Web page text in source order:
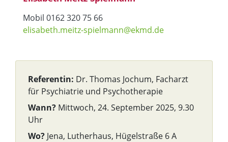
Mobil 0162 320 75 66
elisabeth.meitz-spielmann@ekmd.de
Referentin: Dr. Thomas Jochum, Facharzt
für Psychiatrie und Psychotherapie
Wann? Mittwoch, 24. September 2025, 9.30
Uhr
Wo? Jena, Lutherhaus, Hügelstraße 6 A